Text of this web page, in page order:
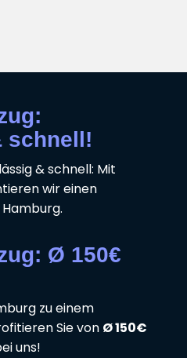
schnell!
& schnell: Mit
wir einen
Ø 150€
zu einem
Sie von Ø 150€
uns!